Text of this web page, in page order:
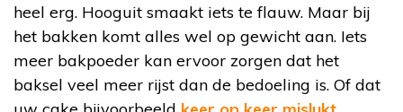
heel erg. Hooguit smaakt iets te flauw. Maar bij
het bakken komt alles wel op gewicht aan. Iets
meer bakpoeder kan ervoor zorgen dat het
baksel veel meer rijst dan de bedoeling is. Of dat